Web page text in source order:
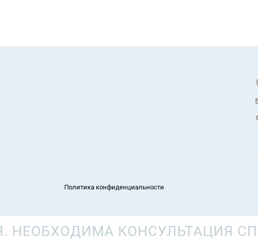
Политика конфиденциальности
НЕОБХОДИМА КОНСУЛЬТАЦИЯ